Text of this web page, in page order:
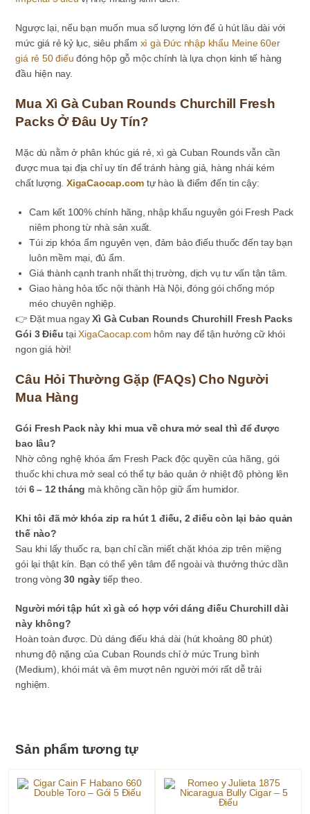
Ngược lại, nếu bạn muốn mua số lượng lớn để ủ hút lâu dài với
mức giá rẻ kỷ lục, siêu phẩm xì gà Đức nhập khẩu Meine 60er
giá rẻ 50 điếu đóng hộp gỗ mộc chính là lựa chọn kinh tế hàng
đầu hiện nay.
Mua Xì Gà Cuban Rounds Churchill Fresh
Packs Ở Đâu Uy Tín?
Mặc dù nằm ở phân khúc giá rẻ, xì gà Cuban Rounds vẫn cần
được mua tại địa chỉ uy tín để tránh hàng giả, hàng nhái kém
chất lượng.XigaCaocap.com tự hào là điểm đến tin cậy:
Cam kết 100% chính hãng, nhập khẩu nguyên gói Fresh Pack
niêm phong từ nhà sản xuất.
Túi zip khóa ẩm nguyên vẹn, đảm bảo điếu thuốc đến tay bạn
luôn mềm mại, đủ ẩm.
Giá thành cạnh tranh nhất thị trường, dịch vụ tư vấn tận tâm.
Giao hàng hỏa tốc nội thành Hà Nội, đóng gói chống móp
méo chuyên nghiệp.
👉 Đặt mua ngayXì Gà Cuban Rounds Churchill Fresh Packs
Gói 3 Điếu tạiXigaCaocap.com hôm nay để tận hưởng cữ khói
ngon giá hời!
Câu Hỏi Thường Gặp (FAQs) Cho Người
Mua Hàng
Gói Fresh Pack này khi mua về chưa mở seal thì để được
bao lâu?
Nhờ công nghệ khóa ẩm Fresh Pack độc quyền của hãng, gói
thuốc khi chưa mở seal có thể tự bảo quản ở nhiệt độ phòng lên
tới 6 – 12 tháng mà không cần hộp giữ ẩm humidor.
Khi tôi đã mở khóa zip ra hút 1 điếu, 2 điếu còn lại bảo quản
thế nào?
Sau khi lấy thuốc ra, bạn chỉ cần miết chặt khóa zip trên miệng
gói lại thật kín. Bạn có thể yên tâm để ngoài và thưởng thức dần
trong vòng30 ngàytiếp theo.
Người mới tập hút xì gà có hợp với dáng điếu Churchill dài
này không?
Hoàn toàn được. Dù dáng điếu khá dài (hút khoảng 80 phút)
nhưng độ nặng của Cuban Rounds chỉ ở mức Trung bình
(Medium), khói mát và êm mượt nên người mới rất dễ trải
nghiệm.
Sản phẩm tương tự